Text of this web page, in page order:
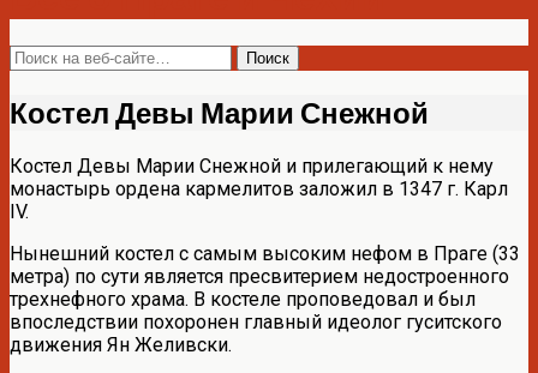
Костел Девы Марии Снежной
Костел Девы Марии Снежной и прилегающий к нему
монастырь ордена кармелитов заложил в 1347 г. Карл
IV.
Нынешний костел с самым высоким нефом в Праге (33
метра) по сути является пресвитерием недостроенного
трехнефного храма. В костеле проповедовал и был
впоследствии похоронен главный идеолог гуситского
движения Ян Желивски.